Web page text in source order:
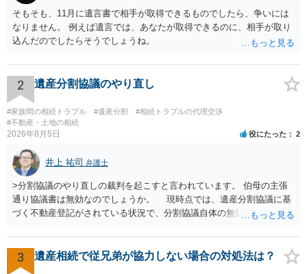
そもそも、11月に遺言書で相手が取得できるものでしたら、争いには
なりません。 例えば遺言では、あなたが取得できるのに、相手が取り
込んだのでしたらそうでしょうね。
2 遺産分割協議のやり直し
#家族間の相続トラブル #遺産分割
#相続トラブルの代理交渉
#不動産・土地の相続
2026年8月5日 役にたった 2
井上 祐司 弁護士
>分割協議のやり直しの裁判を起こすと言われています。 伯母の主張
通り協議書は無効なのでしょうか。 現時点では、遺産分割協議に基
づく不動産登記がされている状況で、分割協議自体の無効を裁判所が
方の訴訟の主張及び立証次第ですが、 ・御祖母様の認知能力に関する
医師の意見書、筆跡鑑定 が提出されればその効力が否定される可能性
はありますが、 ・伯母様自身が分割協議に加わっていること ・御祖母
3 遺産相続で従兄弟が協力しない場合の対処法は？